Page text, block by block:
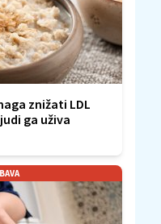
znižati LDL
ga uživa